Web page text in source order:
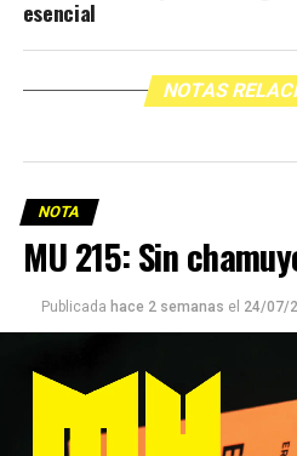
esencial
NOTAS
NOTA
MU 215: Sin
Publicada hace 2 semanas el 24/07/